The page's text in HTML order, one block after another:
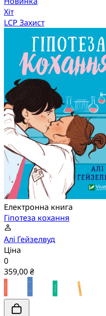
Хіт
LCP Захист
Електронна книга
Гіпотеза кохання
Алі Гейзелвуд
Ціна
0
359,00 ₴